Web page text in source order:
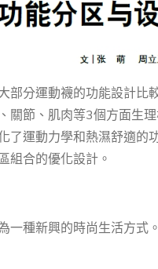
部分運動襪的功能設計比
關節、肌肉等3個方面生
了運動力學和熱濕舒適的
組合的優化設計。
一種新興的時尚生活方式